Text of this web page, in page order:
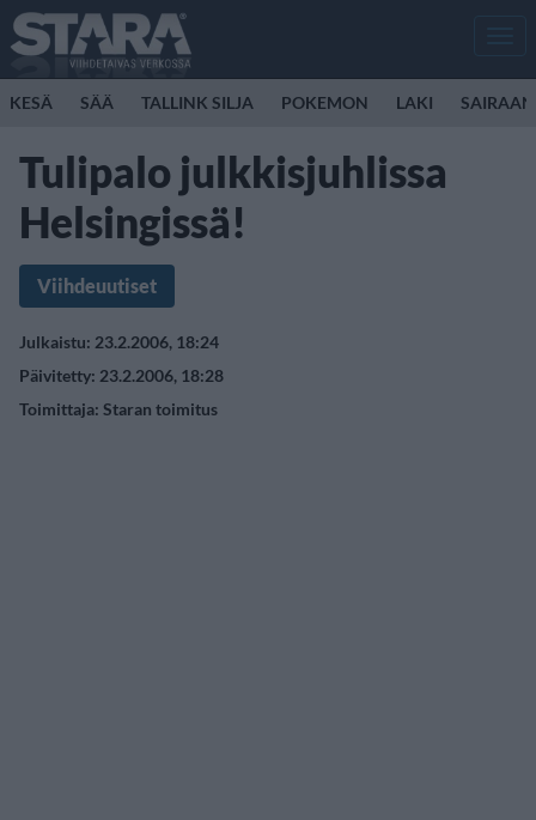
KESÄ SÄÄ TALLINK SILJA POKEMON LAKI
Tulipalo julkkisjuhlissa
Helsingissä!
Viihdeuutiset
Julkaistu: 23.2.2006, 18:24
Päivitetty: 23.2.2006, 18:28
Toimittaja: Staran toimitus